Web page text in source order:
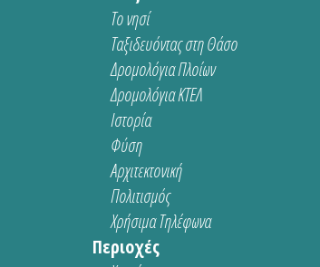
Το νησί
Ταξιδευόντας στη Θάσο
Δρομολόγια Πλοίων
Δρομολόγια ΚΤΕΛ
Ιστορία
Φύση
Αρχιτεκτονική
Πολιτισμός
Χρήσιμα Τηλέφωνα
Περιοχές